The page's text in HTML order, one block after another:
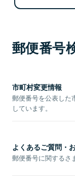
郵便番号
市町村変更情報
郵便番号を公表した
しています。
よくあるご質問・
郵便番号に関するさ